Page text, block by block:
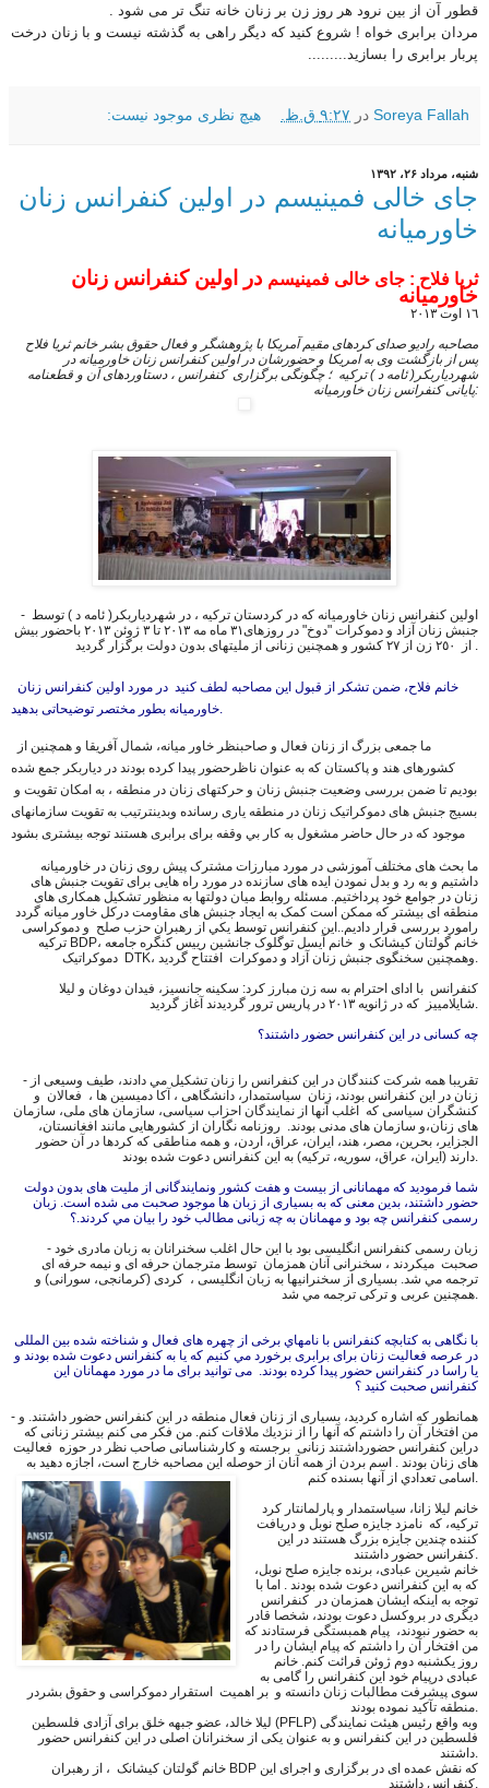
قطور آن از بین نرود هر روز زن بر زنان خانه تنگ تر می شود .
مردان برابری خواه ! شروع کنید که دیگر راهی به گذشته نیست و با زنان درخت
پربار برابری را بسازید.........
Soreya Fallah در ۹:۲۷ ق.ظ. هیچ نظری موجود نیست:
شنبه، مرداد ۲۶، ۱۳۹۲
جای خالی فمینیسم در اولین کنفرانس زنان
خاورمیانه
ثريا فلاح : جای خالی فمینیسم در اولین کنفرانس زنان
خاورمیانه
١٦ اوت ٢٠١٣
مصاحبه رادیو صدای کردهای مقیم آمریکا با پژوهشگر و فعال حقوق بشر خانم ثریا فلاح
پس از بازگشت وى به امريكا و حضورشان در اولین کنفرانس زنان خاورمیانه در
شهردیاربکر( ئامه د ) ترکیه ؛ چگونگى برگزارىکنفرانس ، دستاوردهای آن و قطعنامه
پایانی کنفرانس زنان خاورميانه:
- اولین کنفرانس زنان خاورمیانه كه در کردستان ترکیه ، در شهردیاربکر( ئامه د ) توسط
جنبش زنان آزاد و دموکرات "دوخ" در روزهاى٣١ ماه مه ٢٠١٣ تا ٣ ژوئن ٢٠١٣ باحضور بیش
كشورهاى هند و پاکستان كه به عنوان ناظرحضور پيدا كرده بودند در دیاربکر جمع شده
بودیم تا ضمن بررسى وضعيت جنبش زنان و حركتهاى زنان در منطقه ، به امكان تقویت و
بسیج جنبش های دموکراتیک زنان در منطقه یاری رسانده وبدينترتيب به تقویت سازمانهای
ما بحث های مختلف آموزشی در مورد مبارزات مشترک پیش روی زنان در خاورمیانه
داشتیم و به رد و بدل نمودن ایده های سازنده در مورد راه هایی برای تقویت جنبش های
زنان در جوامع خود پرداختیم. مسئله روابط میان دولتها به منظور تشکیل همکاری های
منطقه ای بیشتر که ممکن است کمک به ایجاد جنبش های مقاومت درکل خاور میانه گردد
رامورد بررسی قرار داديم.. این کنفرانس توسط يكي از رهبران حزب صلح و دموکراسی
ترکیه BDP، خانم گولتان کیشانک و خانم آیسل توگلوک جانشین رییس کنگره جامعه
کنفرانس با ادای احترام به سه زن مبارز کرد: سکینه جانسیز، فیدان دوغان و لیلا
چه کسانى در این کنفرانس حضور داشتند؟
- تقريبا همه شركت كنندگان در این کنفرانس را زنان تشكيل مي دادند، طيف وسيعى از
زنان در اين كنفرانس بودند، زنان سیاستمدار، دانشگاهی ، آکا دمیسین ها ، فعالان و
کنشگران سياسى که اغلب آنها از نمایندگان احزاب سیاسی، سازمان های ملی، سازمان
های زنان،و سازمان های مدنی بودند. روزنامه نگاران از کشورهایی مانند افغانستان،
الجزایر، بحرین، مصر، هند، ایران، عراق، اردن، و همه مناطقى كه کردها در آن حضور
شما فرموديد كه مهمانانى از بیست و هفت کشور ونمايندگانى از مليت های بدون دولت
حضور داشتند، بدین معنی که به بسیاری از زبان ها موجود صحبت می شده است. زبان
رسمى كنفرانس چه بود و مهمانان به چه زبانى مطالب خود را بيان مي كردند.؟
- زبان رسمى كنفرانس انگليسى بود با اين حال اغلب سخنرانان به زبان مادرى خود
صحبت ميكردند ، سخنرانی آنان همزمان توسط مترجمان حرفه ای و نیمه حرفه ای
ترجمه مي شد. بسيارى از سخنرانيها به زبان انگلیسی ، کردی (کرمانجی، سورانی) و
با نگاهى به كتابچه كنفرانس با نامهاي برخی از چهره های فعال و شناخته شده بين المللى
در عرصه فعاليت زنان براى برابرى برخورد مي كنيم كه يا به کنفرانس دعوت شده بودند و
يا راسا در كنفرانس حضور پيدا كرده بودند. می توانید برای ما در مورد مهمانان اين
كنفرانس صحبت کنید ؟
- همانطور كه اشاره كرديد، بسیاری از زنان فعال منطقه در این کنفرانس حضور داشتند. و
من افتخار آن را داشتم که آنها را از نزديك ملاقات كنم. من فکر می کنم بیشتر زنانی که
دراین کنفرانس حضورداشتند زنانی برجسته و کارشناسانی صاحب نظر در حوزه فعاليت
های زنان بودند . اسم بردن از همه آنان از حوصله اين مصاحبه خارج است، اجازه دهيد به
خانم لیلا زانا، سیاستمدار و پارلمانتار کرد
تركيه، که نامزد جایزه صلح نوبل و دریافت
کننده چندین جایزه بزرگ هستند در این
خانم شیرین عبادی، برنده جایزه صلح نوبل،
كه به این کنفرانس دعوت شده بودند . اما با
توجه به اینکه ايشان همزمان در کنفرانس
دیگری در بروکسل دعوت بودند، شخصا قادر
به حضور نبودند، پیام همبستگی فرستادند كه
من افتخار آن را داشتم كه پیام ايشان را در
روز یکشنبه دوم ژوئن قرائت کنم. خانم
عبادى درپیام خود این کنفرانس را گامی به
سوی پیشرفت مطالبات زنان دانسته و بر اهمیت استقرار دموکراسی و حقوق بشردر
لیلا خالد، عضو جبهه خلق برای آزادی فلسطین (PFLP) وبه واقع رئيس هیئت نمایندگی
فلسطین در این کنفرانس و به عنوان یکی از سخنرانان اصلی در این کنفرانس حضور
خانم گولتان کیشانک ، از رهبران BDP که نقش عمده ای در برگزاری و اجرای این